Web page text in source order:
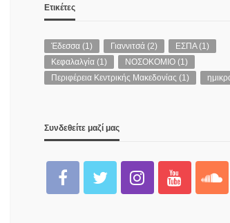
Ετικέτες
Έδεσσα(1) Γιαννιτσά(2) ΕΣΠΑ(1)
Κεφαλαλγία(1) ΝΟΣΟΚΟΜΙΟ(1)
Περιφέρεια Κεντρικής Μακεδονίας (1)
Συνδεθείτε μαζί μας